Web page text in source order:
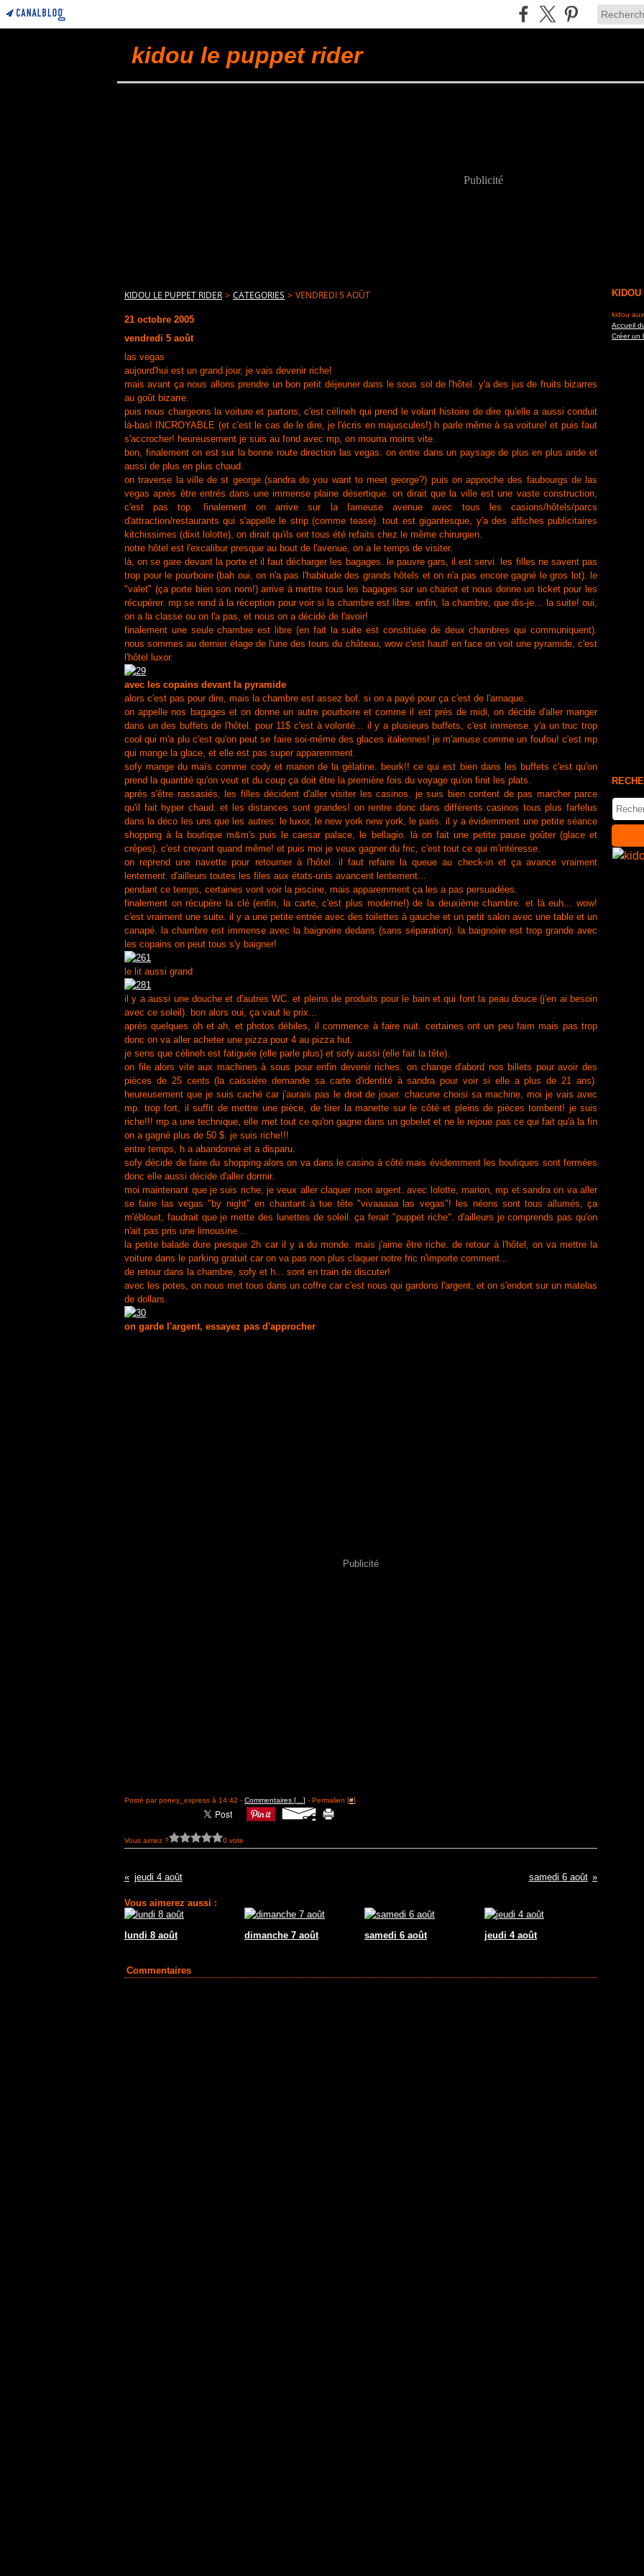
kidou le puppet rider
Publicité
KIDOU LE PUPPET RIDER > CATEGORIES > VENDREDI 5 AOÛT
21 octobre 2005
vendredi 5 août
las vegas
aujourd'hui est un grand jour, je vais devenir riche!
mais avant ça nous allons prendre un bon petit déjeuner dans le sous sol de l'hôtel. y'a des jus de fruits bizarres
au goût bizarre.
puis nous chargeons la voiture et partons, c'est célineh qui prend le volant histoire de dire qu'elle a aussi conduit
là-bas! INCROYABLE (et c'est le cas de le dire, je l'écris en majuscules!) h parle même à sa voiture! et puis faut
s'accrocher! heureusement je suis au fond avec mp, on mourra moins vite.
bon, finalement on est sur la bonne route direction las vegas. on entre dans un paysage de plus en plus aride et
aussi de plus en plus chaud.
on traverse la ville de st george (sandra do you want to meet george?) puis on approche des faubourgs de las
vegas après être entrés dans une immense plaine désertique. on dirait que la ville est une vaste construction,
c'est pas top. finalement on arrive sur la fameuse avenue avec tous les casions/hôtels/parcs
d'attraction/restaurants qui s'appelle le strip (comme tease). tout est gigantesque, y'a des affiches publicitaires
kitchissimes (dixit lolotte), on dirait qu'ils ont tous été refaits chez le même chirurgien.
notre hôtel est l'excalibur presque au bout de l'avenue, on a le temps de visiter.
là, on se gare devant la porte et il faut décharger les bagages. le pauvre gars, il est servi. les filles ne savent pas
trop pour le pourboire (bah oui, on n'a pas l'habitude des grands hôtels et on n'a pas encore gagné le gros lot). le
"valet" (ça porte bien son nom!) arrive à mettre tous les bagages sur un chariot et nous donne un ticket pour les
récupérer. mp se rend à la réception pour voir si la chambre est libre. enfin, la chambre, que dis-je... la suite! oui,
on a la classe ou on l'a pas, et nous on a décidé de l'avoir!
finalement une seule chambre est libre (en fait la suite est constituée de deux chambres qui communiquent).
nous sommes au dernier étage de l'une des tours du château, wow c'est haut! en face on voit une pyramide, c'est
l'hôtel luxor.
avec les copains devant la pyramide
alors c'est pas pour dire, mais la chambre est assez bof. si on a payé pour ça c'est de l'arnaque.
on appelle nos bagages et on donne un autre pourboire et comme il est près de midi, on décide d'aller manger
dans un des buffets de l'hôtel. pour 11$ c'est à volonté... il y a plusieurs buffets, c'est immense. y'a un truc trop
cool qui m'a plu c'est qu'on peut se faire soi-même des glaces italiennes! je m'amuse comme un foufou! c'est mp
qui mange la glace, et elle est pas super apparemment.
sofy mange du maïs comme cody et marion de la gélatine. beurk!! ce qui est bien dans les buffets c'est qu'on
prend la quantité qu'on veut et du coup ça doit être la première fois du voyage qu'on finit les plats.
après s'être rassasiés, les filles décident d'aller visiter les casinos. je suis bien content de pas marcher parce
qu'il fait hyper chaud. et les distances sont grandes! on rentre donc dans différents casinos tous plus farfelus
dans la déco les uns que les autres: le luxor, le new york new york, le paris. il y a évidemment une petite séance
shopping à la boutique m&m's puis le caesar palace, le bellagio. là on fait une petite pause goûter (glace et
crêpes). c'est crevant quand même! et puis moi je veux gagner du fric, c'est tout ce qui m'intéresse.
on reprend une navette pour retourner à l'hôtel. il faut refaire la queue au check-in et ça avance vraiment
lentement. d'ailleurs toutes les files aux états-unis avancent lentement...
pendant ce temps, certaines vont voir la piscine, mais apparemment ça les a pas persuadées.
finalement on récupère la clé (enfin, la carte, c'est plus moderne!) de la deuxième chambre. et là euh... wow!
c'est vraiment une suite. il y a une petite entrée avec des toilettes à gauche et un petit salon avec une table et un
canapé. la chambre est immense avec la baignoire dedans (sans séparation). la baignoire est trop grande avec
les copains on peut tous s'y baigner!
le lit aussi grand
il y a aussi une douche et d'autres WC. et pleins de produits pour le bain et qui font la peau douce (j'en ai besoin
avec ce soleil). bon alors oui, ça vaut le prix...
après quelques oh et ah, et photos débiles, il commence à faire nuit. certaines ont un peu faim mais pas trop
donc on va aller acheter une pizza pour 4 au pizza hut.
je sens que célineh est fatiguée (elle parle plus) et sofy aussi (elle fait la tête).
on file alors vite aux machines à sous pour enfin devenir riches. on change d'abord nos billets pour avoir des
pièces de 25 cents (la caissière demande sa carte d'identité à sandra pour voir si elle a plus de 21 ans).
heureusement que je suis caché car j'aurais pas le droit de jouer. chacune choisi sa machine, moi je vais avec
mp. trop fort, il suffit de mettre une pièce, de tirer la manette sur le côté et pleins de pièces tombent! je suis
riche!!! mp a une technique, elle met tout ce qu'on gagne dans un gobelet et ne le rejoue pas ce qui fait qu'à la fin
on a gagné plus de 50 $. je suis riche!!!
entre temps, h a abandonné et a disparu.
sofy décide de faire du shopping alors on va dans le casino à côté mais évidemment les boutiques sont fermées
donc elle aussi décide d'aller dormir.
moi maintenant que je suis riche, je veux aller claquer mon argent. avec lolotte, marion, mp et sandra on va aller
se faire las vegas "by night" en chantant à tue tête "vivaaaaa las vegas"! les néons sont tous allumés, ça
m'éblouit, faudrait que je mette des lunettes de soleil. ça ferait "puppet riche". d'ailleurs je comprends pas qu'on
n'ait pas pris une limousine...
la petite balade dure presque 2h car il y a du monde. mais j'aime être riche. de retour à l'hôtel, on va mettre la
voiture dans le parking gratuit car on va pas non plus claquer notre fric n'importe comment...
de retour dans la chambre, sofy et h... sont en train de discuter!
avec les potes, on nous met tous dans un coffre car c'est nous qui gardons l'argent, et on s'endort sur un matelas
de dollars.
on garde l'argent, essayez pas d'approcher
Publicité
Posté par poney_express à 14:42 - Commentaires [ ] - Permalien [#]
Vous aimez ? 0 vote
jeudi 4 août samedi 6 août
Vous aimerez aussi :
lundi 8 août dimanche 7 août samedi 6 août jeudi 4 août
Commentaires
kidou
Accueil
Créer un